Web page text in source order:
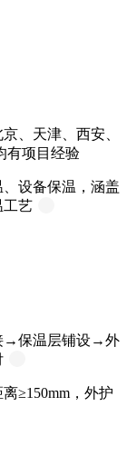
、天津、西安、
有项目经验
、设备保温，涵盖
工艺
→保温层铺设→外
≥150mm，外护